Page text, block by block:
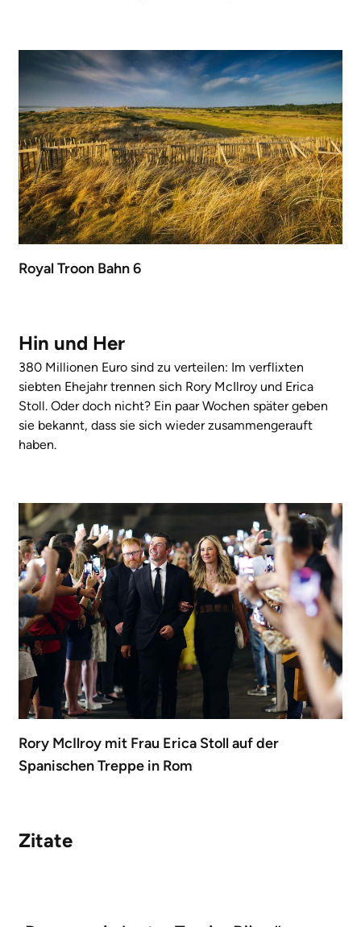
Royal Troon Bahn 6
Hin und Her
380 Millionen Euro sind zu verteilen: Im verflixten
siebten Ehejahr trennen sich Rory McIlroy und Erica
Stoll. Oder doch nicht? Ein paar Wochen später geben
sie bekannt, dass sie sich wieder zusammengerauft
haben.
Rory McIlroy mit Frau Erica Stoll auf der
Spanischen Treppe in Rom
Zitate